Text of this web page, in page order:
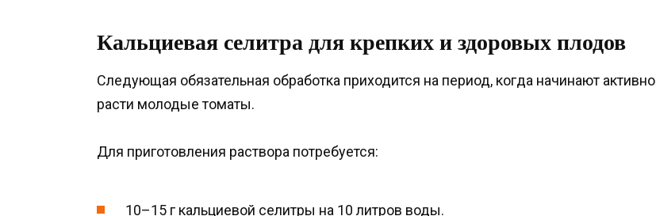
Кальциевая селитра для крепких и здоровых плодов
Следующая обязательная обработка приходится на период, когда начинают активно
расти молодые томаты.
Для приготовления раствора потребуется:
10–15 г кальциевой селитры на 10 литров воды.